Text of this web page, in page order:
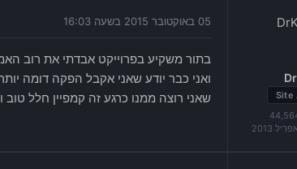
Site
05 באוקטובר 2015 בשעה 16:03
שאני רוצה ממנו כרגע זה קמפיין חלל טוב